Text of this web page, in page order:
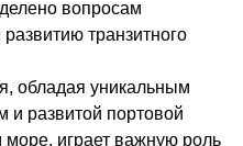
вопросам
транзитного
обладая уникальным
и развитой портовой
играет важную роль